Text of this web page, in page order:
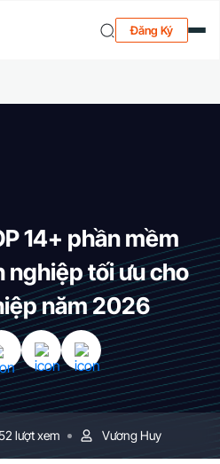
Đăng Ký
14+ phần mềm
nghiệp tối ưu cho
năm 2026
lượt xem Vương Huy